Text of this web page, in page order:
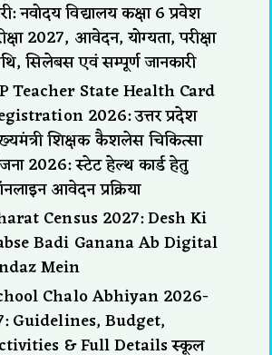
नवोदय विद्यालय कक्षा 6 प्रवेश
2027, आवेदन, योग्यता, परीक्षा
सिलेबस एवं सम्पूर्ण जानकारी
Teacher State Health Card
2026: उत्तर प्रदेश
शिक्षक कैशलेस चिकित्सा
2026: स्टेट हेल्थ कार्ड हेतु
आवेदन प्रक्रिया
Census 2027: Desh Ki
Badi Ganana Ab Digital
Mein
Chalo Abhiyan 2026-
Guidelines, Budget,
& Full Details स्कूल